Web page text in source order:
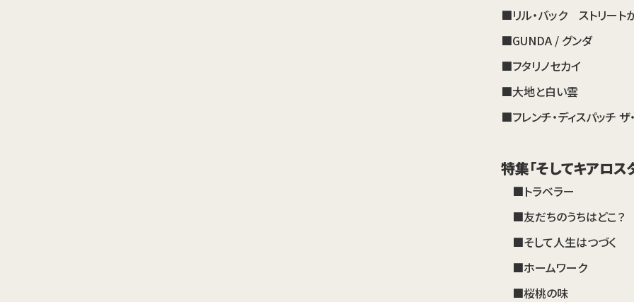
■リル・バック ストリート
■GUNDA / グンダ
■フタリノセカイ
■大地と白い雲
■フレンチ・ディスパッチ ザ
特集「そしてキアロス
■トラベラー
■友だちのうちはどこ？
■そして人生はつづく
■ホームワーク
■桜桃の味